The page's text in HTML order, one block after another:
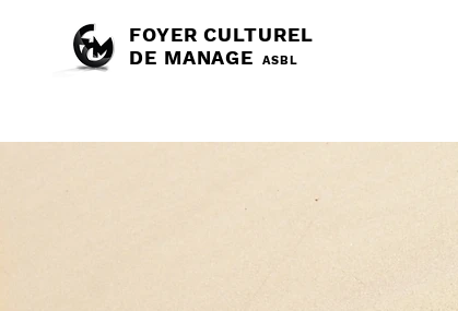
FOYER CULTUREL
DE MANAGE
ASBL